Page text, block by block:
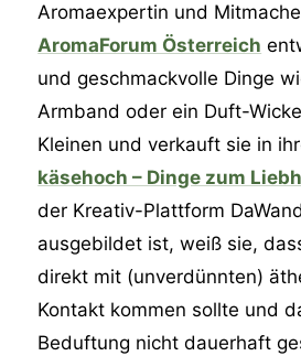
Aromaexpertin und
AromaForum Österreich
und geschmackvolle Dinge
Armband oder ein Duft-
Kleinen und verkauft sie in
käsehoch – Dinge zum
der Kreativ-Plattform
ausgebildet ist, weiß sie,
direkt mit (unverdünnten)
Kontakt kommen sollte und
Beduftung nicht dauerhaft